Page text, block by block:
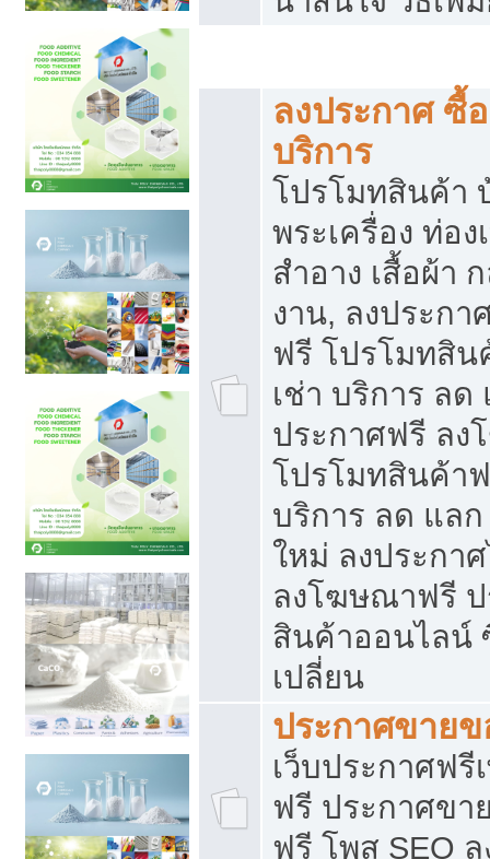
ลงประกาศ ซื้
บริการ
โปรโมทสินค้า
พระเครื่อง ท่อง
สำอาง เสื้อผ้า
งาน, ลงประก
ฟรี โปรโมทสิ
เช่า บริการ ลด
ประกาศฟรี ล
โปรโมทสินค้า
บริการ ลด แล
ใหม่ ลงประกา
ลงโฆษณาฟรี
สินค้าออนไลน์
เปลี่ยน
ประกาศขายข
เว็บประกาศฟรี
ฟรี ประกาศขา
ฟรี โพส SEO